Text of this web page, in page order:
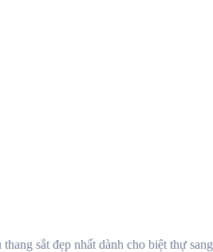
thang sắt đẹp nhất dành cho biệt thự sang